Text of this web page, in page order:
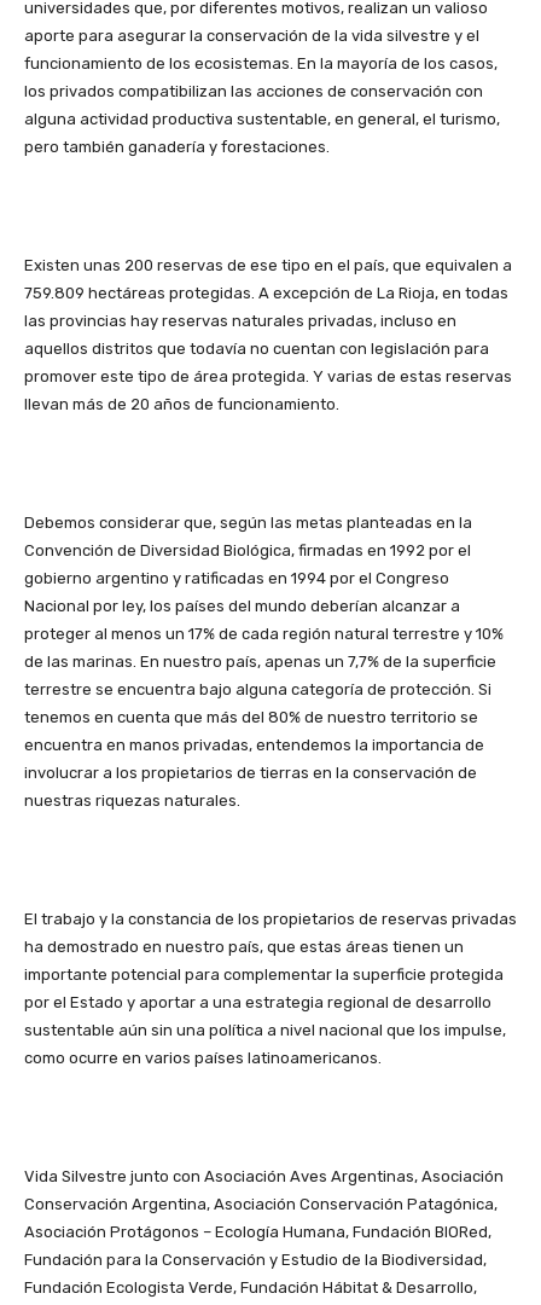
universidades que, por diferentes motivos, realizan un valioso
aporte para asegurar la conservación de la vida silvestre y el
funcionamiento de los ecosistemas. En la mayoría de los casos,
los privados compatibilizan las acciones de conservación con
alguna actividad productiva sustentable, en general, el turismo,
pero también ganadería y forestaciones.
Existen unas 200 reservas de ese tipo en el país, que equivalen a
759.809 hectáreas protegidas. A excepción de La Rioja, en todas
las provincias hay reservas naturales privadas, incluso en
aquellos distritos que todavía no cuentan con legislación para
promover este tipo de área protegida. Y varias de estas reservas
llevan más de 20 años de funcionamiento.
Debemos considerar que, según las metas planteadas en la
Convención de Diversidad Biológica, firmadas en 1992 por el
gobierno argentino y ratificadas en 1994 por el Congreso
Nacional por ley, los países del mundo deberían alcanzar a
proteger al menos un 17% de cada región natural terrestre y 10%
de las marinas. En nuestro país, apenas un 7,7% de la superficie
terrestre se encuentra bajo alguna categoría de protección. Si
tenemos en cuenta que más del 80% de nuestro territorio se
encuentra en manos privadas, entendemos la importancia de
involucrar a los propietarios de tierras en la conservación de
nuestras riquezas naturales.
El trabajo y la constancia de los propietarios de reservas privadas
ha demostrado en nuestro país, que estas áreas tienen un
importante potencial para complementar la superficie protegida
por el Estado y aportar a una estrategia regional de desarrollo
sustentable aún sin una política a nivel nacional que los impulse,
como ocurre en varios países latinoamericanos.
Vida Silvestre junto con Asociación Aves Argentinas, Asociación
Conservación Argentina, Asociación Conservación Patagónica,
Asociación Protágonos – Ecología Humana, Fundación BIORed,
Fundación para la Conservación y Estudio de la Biodiversidad,
Fundación Ecologista Verde, Fundación Hábitat & Desarrollo,